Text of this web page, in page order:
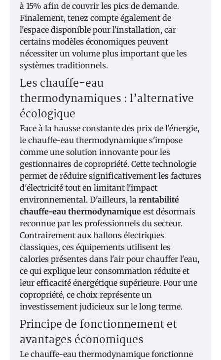
à 15% afin de couvrir les pics de demande.
Finalement, tenez compte également de
l'espace disponible pour l'installation, car
certains modèles économiques peuvent
nécessiter un volume plus important que les
systèmes traditionnels.
Les chauffe-eau
thermodynamiques : l’alternative
écologique
Face à la hausse constante des prix de l'énergie,
le chauffe-eau thermodynamique s'impose
comme une solution innovante pour les
gestionnaires de copropriété. Cette technologie
permet de réduire significativement les factures
d'électricité tout en limitant l'impact
environnemental. D'ailleurs, la rentabilité
chauffe-eau thermodynamique est désormais
reconnue par les professionnels du secteur.
Contrairement aux ballons électriques
classiques, ces équipements utilisent les
calories présentes dans l'air pour chauffer l'eau,
ce qui explique leur consommation réduite et
leur efficacité énergétique supérieure. Pour une
copropriété, ce choix représente un
investissement judicieux sur le long terme.
Principe de fonctionnement et
avantages économiques
Le chauffe-eau thermodynamique fonctionne